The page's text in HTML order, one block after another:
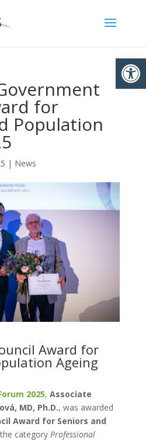
Ouvrir
for
Population
| News
Award for
Ageing
2025, Associate
MD, Ph.D., was awarded
Award for Seniors and
category Professional